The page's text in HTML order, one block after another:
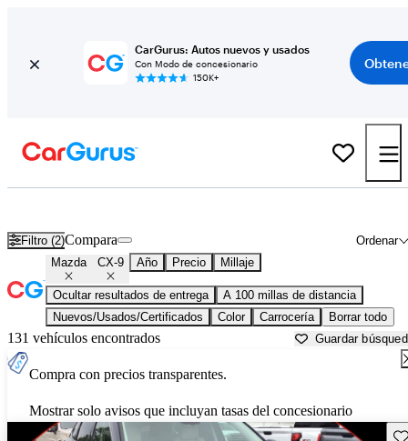
CarGurus: Autos nuevos y usados
Con Modo de concesionario
150K+
Filtro (2) Ordenar
Compara
Mazda CX-9 Año Precio Millaje
Ocultar resultados de entrega
A 100 millas de distancia
Nuevos/Usados/Certificados
Color Carrocería Borrar todo
131 vehículos encontrados Guardar
Compra con precios transparentes.
Mostrar solo avisos que incluyan tasas del concesionario